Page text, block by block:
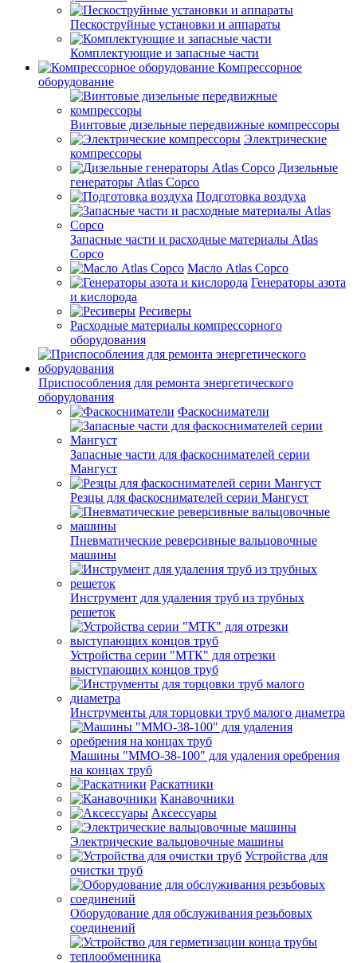
Пескоструйные установки и аппараты
Комплектующие и запасные части
Компрессорное
оборудование
Винтовые дизельные передвижные компрессоры
Электрические
компрессоры
Дизельные
генераторы Atlas Copco
Подготовка воздуха
Запасные части и расходные материалы Atlas
Copco
Масло Atlas Copco
Генераторы азота
и кислорода
Ресиверы
Расходные материалы компрессорного
оборудования
Приспособления для ремонта энергетического
оборудования
Фаскосниматели
Запасные части для фаскоснимателей серии
Мангуст
Резцы для фаскоснимателей серии Мангуст
Пневматические реверсивные вальцовочные
машины
Инструмент для удаления труб из трубных
решеток
Устройства серии "МТК" для отрезки
выступающих концов труб
Инструменты для торцовки труб малого диаметра
Машины "ММО-38-100" для удаления оребрения
на концах труб
Раскатники
Канавочники
Аксессуары
Электрические вальцовочные машины
Устройства для
очистки труб
Оборудование для обслуживания резьбовых
соединений